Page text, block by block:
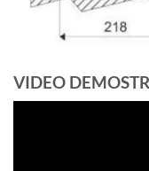
VIDEO